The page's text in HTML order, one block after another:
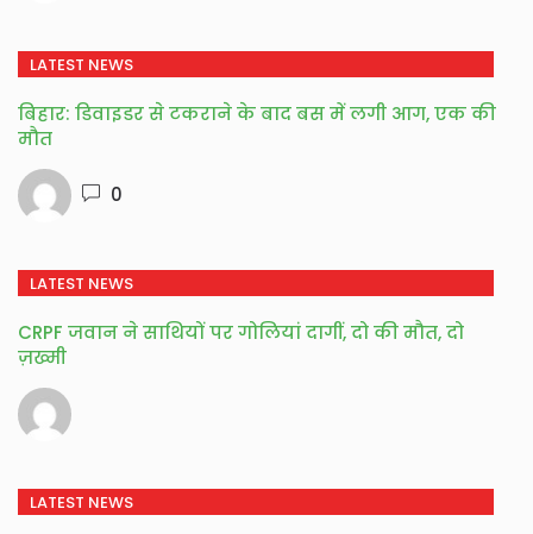
LATEST NEWS
बिहार: डिवाइडर से टकराने के बाद बस में लगी आग, एक की
मौत
0
LATEST NEWS
CRPF जवान ने साथियों पर गोलियां दागीं, दो की मौत, दो
ज़ख्मी
LATEST NEWS